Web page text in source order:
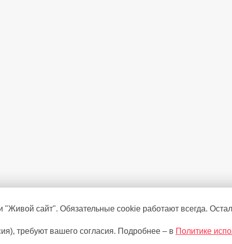
"Живой сайт". Обязательные cookie работают всегда.
требуют вашего согласия. Подробнее – в Политике